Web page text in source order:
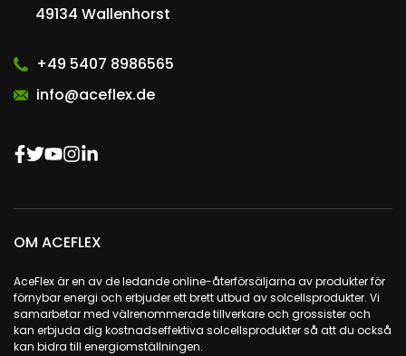
49134 Wallenhorst
+49 5407 8986565
info@aceflex.de
OM ACEFLEX
AceFlex är en av de ledande online-återförsäljarna av produkter för
förnybar energi och erbjuder ett brett utbud av solcellsprodukter. Vi
samarbetar med välrenommerade tillverkare och grossister och
kan erbjuda dig kostnadseffektiva solcellsprodukter så att du också
kan bidra till energiomställningen.